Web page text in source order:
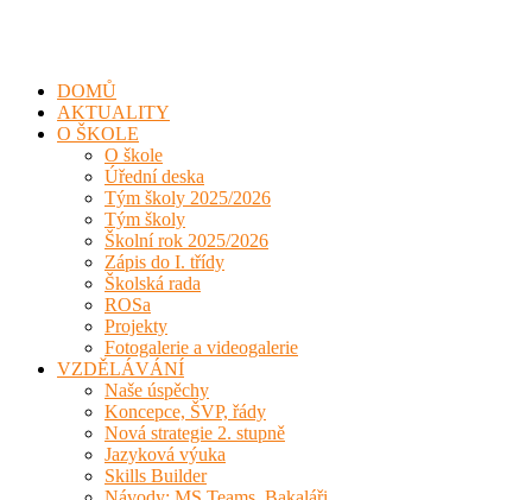
DOMŮ
AKTUALITY
O ŠKOLE
O škole
Úřední deska
Tým školy 2025/2026
Tým školy
Školní rok 2025/2026
Zápis do I. třídy
Školská rada
ROSa
Projekty
Fotogalerie a videogalerie
VZDĚLÁVÁNÍ
Naše úspěchy
Koncepce, ŠVP, řády
Nová strategie 2. stupně
Jazyková výuka
Skills Builder